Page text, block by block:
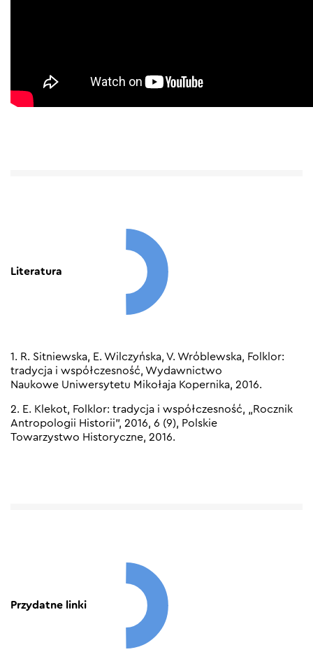
Literatura
1. R. Sitniewska, E. Wilczyńska, V. Wróblewska, Folklor:
tradycja i współczesność, Wydawnictwo
Naukowe Uniwersytetu Mikołaja Kopernika, 2016.
2. E. Klekot, Folklor: tradycja i współczesność, „Rocznik
Antropologii Historii”, 2016, 6 (9), Polskie
Towarzystwo Historyczne, 2016.
Przydatne linki